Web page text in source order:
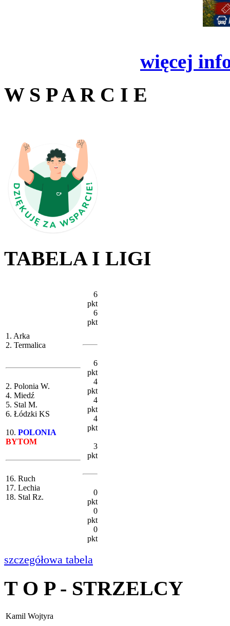
więcej
W S P A R C I E
TABELA I LIGI
1. Arka
2. Termalica
2. Polonia W.
4. Miedź
5. Stal M.
6. Łódzki KS
10. POLONIA
BYTOM
16. Ruch
17. Lechia
18. Stal Rz.
6
pkt
6
pkt
6
pkt
4
pkt
4
pkt
4
pkt
3
pkt
0
pkt
0
pkt
0
pkt
szczegółowa tabela
T O P - STRZELCY
Kamil Wojtyra